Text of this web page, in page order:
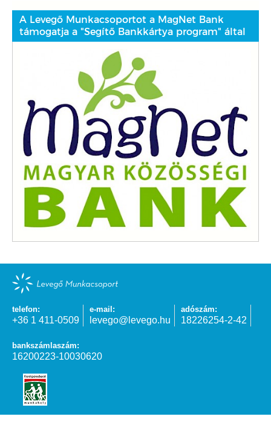
A Levegő Munkacsoportot a MagNet Bank
támogatja a "Segítő Bankkártya program" által
telefon:
+36 1 411-0509
e-mail:
levego@levego.hu
adószám:
18226254-2-42
bankszámlaszám:
16200223-10030620